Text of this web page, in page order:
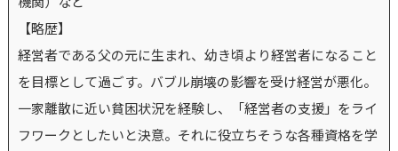
【略歴】
経営者である父の元に生まれ、幼き頃より経営者になること
を目標として過ごす。バブル崩壊の影響を受け経営が悪化。
一家離散に近い貧困状況を経験し、「経営者の支援」をライ
フワークとしたいと決意。それに役立ちそうな各種資格を学